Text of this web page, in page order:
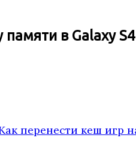
памяти в Galaxy S4